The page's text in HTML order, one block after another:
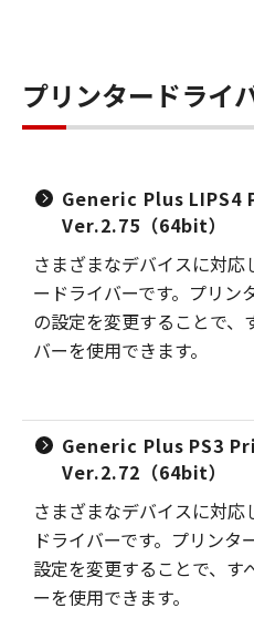
プリンタードライ
Generic Plus
Ver.2.75（64bit）
さまざまなデバイスに対
ードライバーです。プリン
の設定を変更することで、
バーを使用できます。
Generic Plus PS3
Ver.2.72（64bit）
さまざまなデバイスに対応
ドライバーです。プリン
設定を変更することで、す
ーを使用できます。